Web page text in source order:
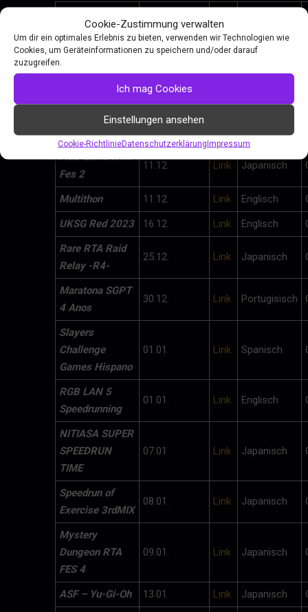
Cookie-Zustimmung verwalten
Um dir ein optimales Erlebnis zu bieten, verwenden wir Technologien wie
Cookies, um Geräteinformationen zu speichern und/oder darauf
zuzugreifen.
Ich mag Cookies
Einstellungen ansehen
Cookie-RichtlinieDatenschutzerklärungImpressum
Name
Submissions
Link
Czechoslovak
Marathon Winter
07.12 Link Tschechich
Questing for
Glory 2022
11.12.
Free Game RTA
Fes 2
11.12. Link Japanisch
Multithon 11.12. Link Englisch
UKSG Red 2023
16.12. Link Englisch
Rare RTA Raid
Relay -R4-
25.12. Link Japanisch
Maratona SGPT
4 Anos
30.12. Link Portugisisch
Slayers
Challenge
Games Hispano
01.01. Link Spanisch
RGB LAN 5
Speedrunning
01.01. Link Englisch
NITIASA SUPER
SPEEDRUN
TIME
07.01. Link Japanisch
Speedrun of
Exercise 3rdMIX
08.01. Link Japanisch
Mystery
Dungeon RTA
FES 4
09.01. Link Japanisch
ASF – Yu-Gi-Oh 13.01. Link Japanisch